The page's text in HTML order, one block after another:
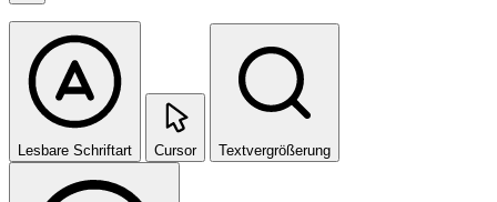
Lesbare Schriftart Cursor Textvergrößerung